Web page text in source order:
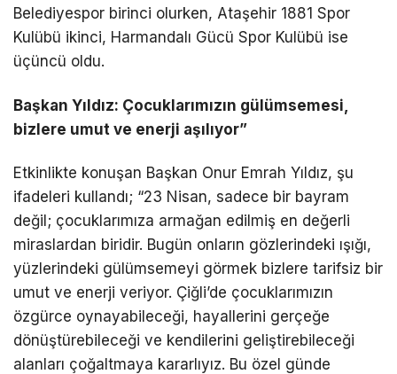
Belediyespor birinci olurken, Ataşehir 1881 Spor
Kulübü ikinci, Harmandalı Gücü Spor Kulübü ise
üçüncü oldu.
Başkan Yıldız: Çocuklarımızın gülümsemesi,
bizlere umut ve enerji aşılıyor”
Etkinlikte konuşan Başkan Onur Emrah Yıldız, şu
ifadeleri kullandı; “23 Nisan, sadece bir bayram
değil; çocuklarımıza armağan edilmiş en değerli
miraslardan biridir. Bugün onların gözlerindeki ışığı,
yüzlerindeki gülümsemeyi görmek bizlere tarifsiz bir
umut ve enerji veriyor. Çiğli’de çocuklarımızın
özgürce oynayabileceği, hayallerini gerçeğe
dönüştürebileceği ve kendilerini geliştirebileceği
alanları çoğaltmaya kararlıyız. Bu özel günde